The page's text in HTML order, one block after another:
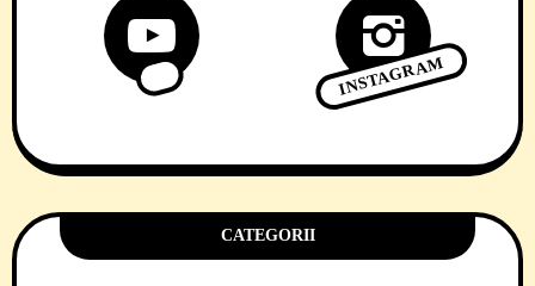
INSTAGRAM
CATEGORII